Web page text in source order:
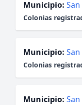
Municipio:
Colonias
Municipio:
Colonias
Municipio: